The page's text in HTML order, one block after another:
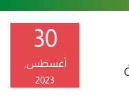
30
أغسطس,
2023